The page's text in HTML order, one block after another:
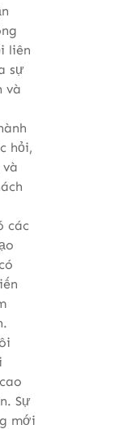
liên
sự
và
hỏi,
các
Sự
mới